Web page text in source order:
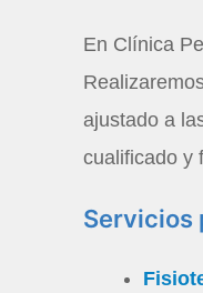
En Clínica
ajustado a
cualificado y
Servicios